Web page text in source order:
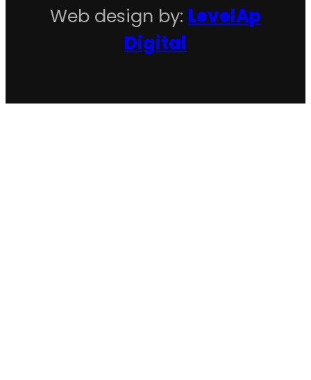
Web design by: LevelAp
Digital